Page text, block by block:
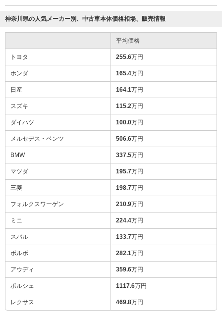
神奈川県の人気メーカー別、中古車本体価格相場、販売情報
平均価格
トヨタ 255.6万円
ホンダ 165.4万円
日産 164.1万円
スズキ 115.2万円
ダイハツ 100.0万円
メルセデス・ベンツ 506.6万円
BMW 337.5万円
マツダ 195.7万円
三菱 198.7万円
フォルクスワーゲン 210.9万円
ミニ 224.4万円
スバル 133.7万円
ボルボ 282.1万円
アウディ 359.6万円
ポルシェ 1117.6万円
レクサス 469.8万円